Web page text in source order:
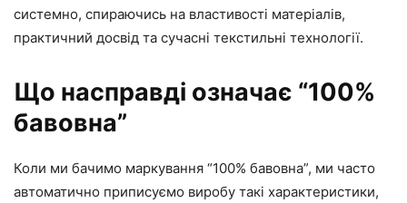
системно, спираючись на властивості матеріалів,
практичний досвід та сучасні текстильні технології.
Що насправді означає “100%
бавовна”
Коли ми бачимо маркування “100% бавовна”, ми часто
автоматично приписуємо виробу такі характеристики,